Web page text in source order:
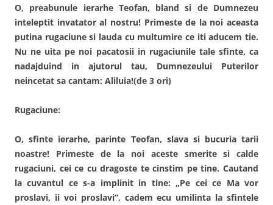
O, preabunule ierarhe Teofan, bland si de Dumnezeu
inteleptit invatator al nostru! Primeste de la noi aceasta
putina rugaciune si lauda cu multumire ce iti aducem tie.
Nu ne uita pe noi pacatosii in rugaciunile tale sfinte, ca
nadajduind in ajutorul tau, Dumnezeului Puterilor
neincetat sa cantam: Aliluia!(de 3 ori)
Rugaciune:
O, sfinte ierarhe, parinte Teofan, slava si bucuria tarii
noastre! Primeste de la noi aceste smerite si calde
rugaciuni, cei ce cu dragoste te cinstim pe tine. Cautand
la cuvantul ce s-a implinit in tine: „Pe cei ce Ma vor
proslavi, ii voi proslavi”, cadem ecu umilinta la sfintele